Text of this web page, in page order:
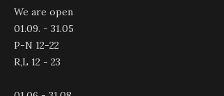
We are open
01.09. - 31.05
P-N 12-22
R,L 12 - 23